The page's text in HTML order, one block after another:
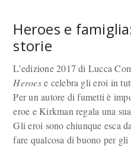
Heroes e
storie
L’edizione 2017 di Lucca
Heroese celebra gli eroi in
Per un autore di fumetti è
eroe e Kirkman regala una
Gli eroi sono chiunque esca
fare qualcosa di buono per